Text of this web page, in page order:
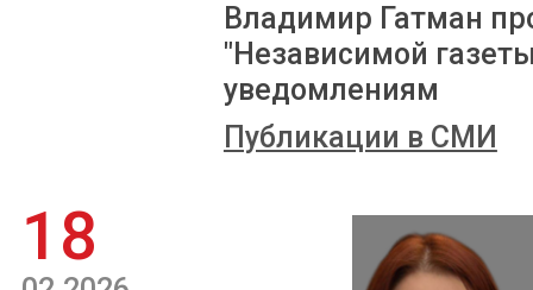
Владимир Гатман
"Независимой
уведомлениям
Публикации в СМИ
18